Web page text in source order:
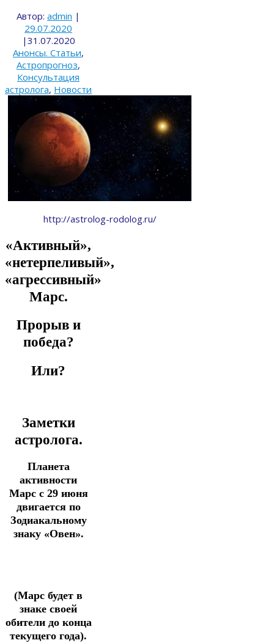
Автор: admin |
29.07.2020
| 31.07.2020
Анонсы. Статьи,
Астропрогноз,
Консультация
астролога, Новости
http://astrolog-rodolog.ru/
«Активный»,
«нетерпеливый»,
«агрессивный»
Марс.
Прорыв и
победа?
Или?
Заметки
астролога.
Планета
активности
Марс с 29 июня
двигается по
Зодиакальному
знаку «Овен».
(Марс будет в
знаке своей
обители до конца
текущего года).